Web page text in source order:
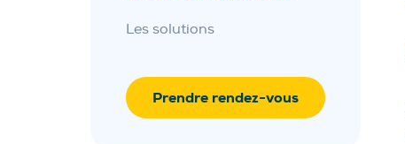
Les solutions
Prendre rendez-vous